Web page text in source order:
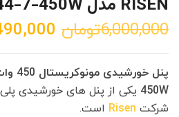
RISEN مدل RSM144-7-450W
6,000,000تومان ق
ی
م
ت
ا
450W یکی از پنل های خورشیدی
شرکت Risen است.